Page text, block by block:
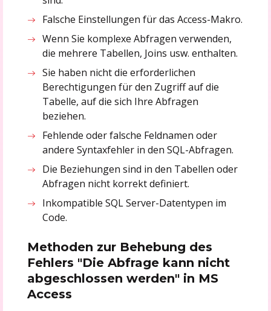
Falsche Einstellungen für das Access-Makro.
Wenn Sie komplexe Abfragen verwenden,
die mehrere Tabellen, Joins usw. enthalten.
Sie haben nicht die erforderlichen
Berechtigungen für den Zugriff auf die
Tabelle, auf die sich Ihre Abfragen
beziehen.
Fehlende oder falsche Feldnamen oder
andere Syntaxfehler in den SQL-Abfragen.
Die Beziehungen sind in den Tabellen oder
Abfragen nicht korrekt definiert.
Inkompatible SQL Server-Datentypen im
Code.
Methoden zur Behebung des
Fehlers "Die Abfrage kann nicht
abgeschlossen werden" in MS
Access